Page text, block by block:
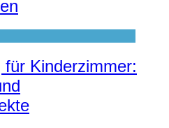
für Kinderzimmer: